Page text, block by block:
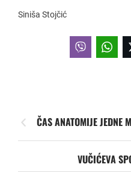
Siniša Stojčić
ČAS ANATOMIJE JEDNE
VUČIĆEVA